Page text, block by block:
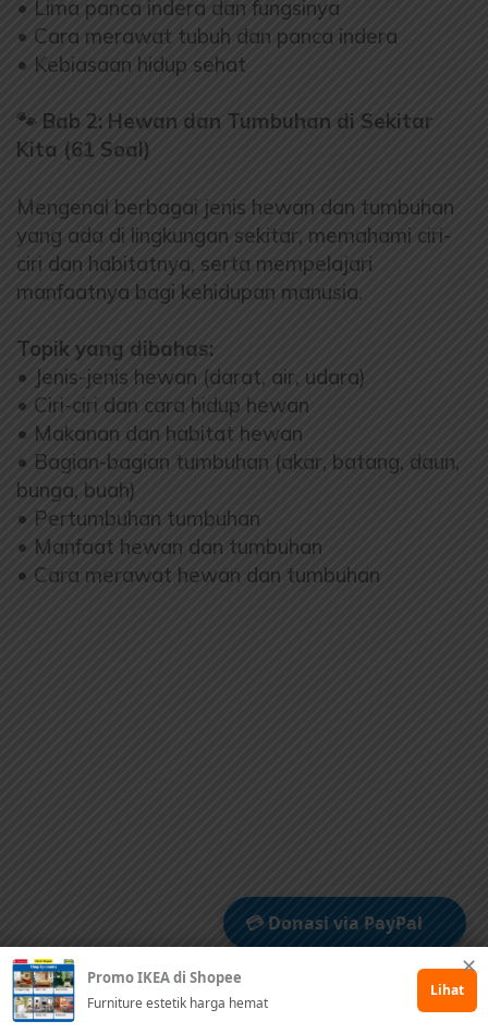
• Lima panca indera dan fungsinya
• Cara merawat tubuh dan panca indera
• Kebiasaan hidup sehat
🐾 Bab 2: Hewan dan Tumbuhan di Sekitar
Kita (61 Soal)
Mengenal berbagai jenis hewan dan tumbuhan
yang ada di lingkungan sekitar, memahami ciri-
ciri dan habitatnya, serta mempelajari
manfaatnya bagi kehidupan manusia.
Topik yang dibahas:
• Jenis-jenis hewan (darat, air, udara)
• Ciri-ciri dan cara hidup hewan
• Makanan dan habitat hewan
• Bagian-bagian tumbuhan (akar, batang, daun,
bunga, buah)
• Pertumbuhan tumbuhan
• Manfaat hewan dan tumbuhan
• Cara merawat hewan dan tumbuhan
💳 Donasi via PayPal
🤲 Dukung via Kitabisa
✕
Promo IKEA di Shopee
Furniture estetik harga hemat
Lihat